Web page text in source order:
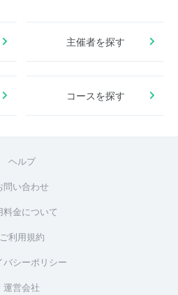
主催者を探す
コースを探す
ヘルプ
問い合わせ
料金について
ご利用規約
バシーポリシー
運営会社